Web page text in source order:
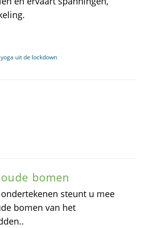
uit de lockdown
bomen
steunt u mee
bomen van het